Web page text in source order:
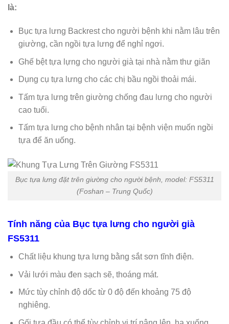
là:
Bục tựa lưng Backrest cho người bệnh khi nằm lâu trên
giường, cần ngồi tựa lưng để nghỉ ngơi.
Ghế bệt tựa lựng cho người già tại nhà nằm thư giãn
Dụng cụ tựa lưng cho các chị bầu ngồi thoải mái.
Tấm tựa lưng trên giường chống đau lưng cho người
cao tuổi.
Tấm tựa lưng cho bệnh nhân tại bệnh viện muốn ngồi
tựa để ăn uống.
Bục tựa lưng đặt trên giường cho người bệnh, model: FS5311
(Foshan – Trung Quốc)
Tính năng của Bục tựa lưng cho người già
FS5311
Chất liệu khung tựa lưng bằng sắt sơn tĩnh điện.
Vải lưới màu đen sạch sẽ, thoáng mát.
Mức tùy chỉnh độ dốc từ 0 độ đến khoảng 75 độ
nghiêng.